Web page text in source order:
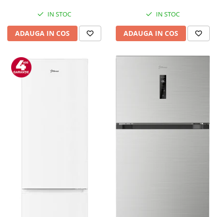
Sisteme audio
Imprimante & Scannere
Monitoare
Playere, Boxe & Casti
Radio cu ceas & portabile
Tabla interactiva
IN STOC
ADAUGA IN COS
IN STOC
ADAUGA IN COS